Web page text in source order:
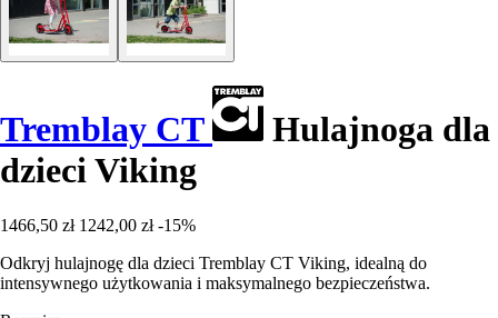
Tremblay CT
Hulajnoga dla
dzieci Viking
1466,50 zł 1242,00 zł -15%
Odkryj hulajnogę dla dzieci Tremblay CT Viking, idealną do
intensywnego użytkowania i maksymalnego bezpieczeństwa.